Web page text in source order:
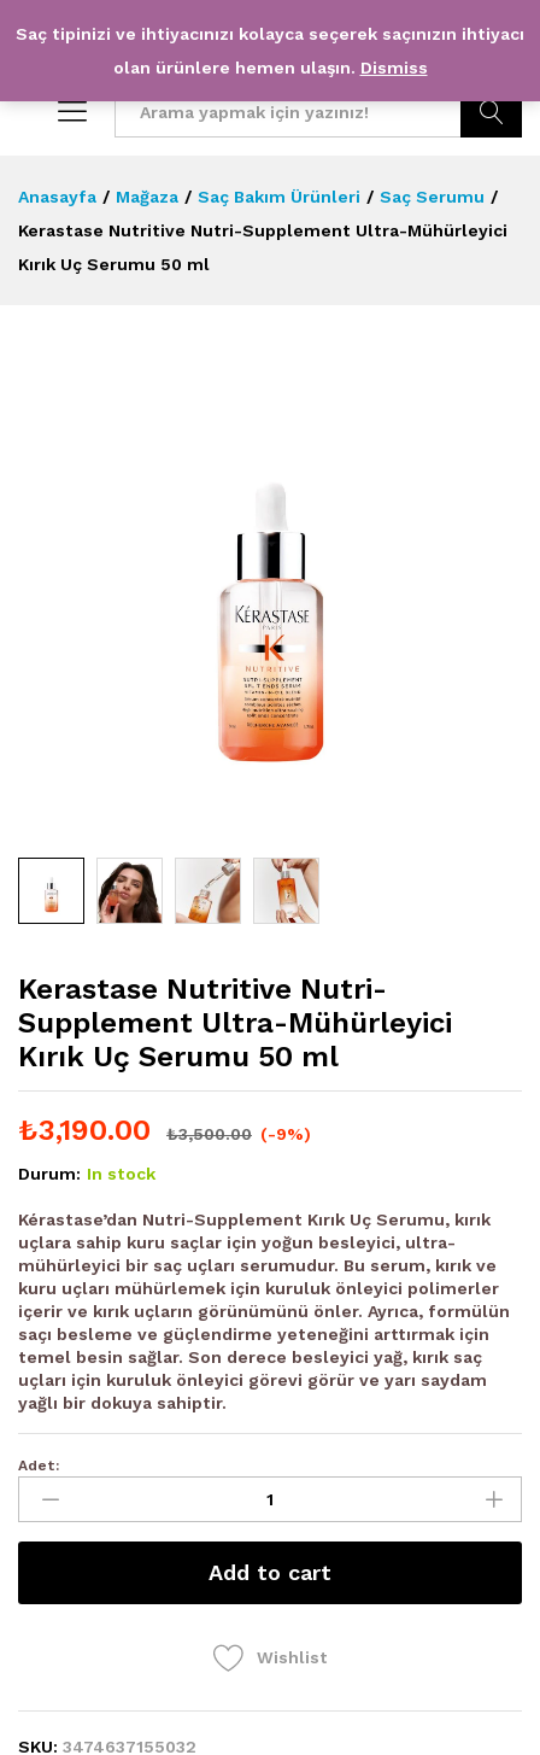
Anasayfa / Mağaza / Saç Bakım Ürünleri / Saç Serumu /
Kerastase Nutritive Nutri-Supplement Ultra-Mühürleyici
Kırık Uç Serumu 50 ml
Kerastase Nutritive Nutri-
Supplement Ultra-Mühürleyici
Kırık Uç Serumu 50 ml
₺3,190.00 ₺3,500.00 (-9%)
Durum: In stock
Kérastase’dan Nutri-Supplement Kırık Uç Serumu, kırık
uçlara sahip kuru saçlar için yoğun besleyici, ultra-
mühürleyici bir saç uçları serumudur. Bu serum, kırık ve
kuru uçları mühürlemek için kuruluk önleyici polimerler
içerir ve kırık uçların görünümünü önler. Ayrıca, formülün
saçı besleme ve güçlendirme yeteneğini arttırmak için
temel besin sağlar. Son derece besleyici yağ, kırık saç
uçları için kuruluk önleyici görevi görür ve yarı saydam
yağlı bir dokuya sahiptir.
Adet:
Add to cart
Wishlist
SKU: 3474637155032
Saç tipinizi ve ihtiyacınızı kolayca seçerek saçınızın ihtiyacı
olan ürünlere hemen ulaşın. Dismiss